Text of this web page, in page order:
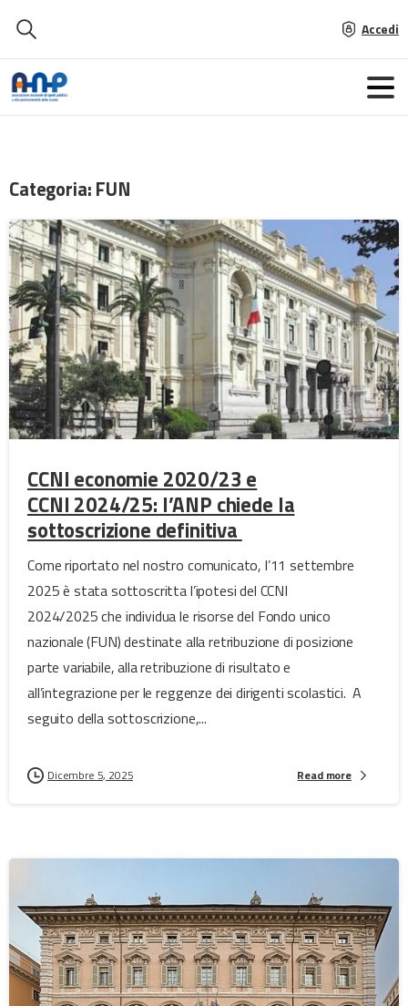
Accedi
Categoria:FUN
CCNI economie 2020/23 e
CCNI 2024/25: l’ANP chiede la
sottoscrizione definitiva
Come riportato nel nostro comunicato, l’11 settembre
2025 è stata sottoscritta l’ipotesi del CCNI
2024/2025 che individua le risorse del Fondo unico
nazionale (FUN) destinate alla retribuzione di posizione
parte variabile, alla retribuzione di risultato e
all’integrazione per le reggenze dei dirigenti scolastici. A
seguito della sottoscrizione,...
Dicembre 5, 2025 Read more